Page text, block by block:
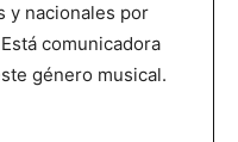
y nacionales por
comunicadora
género musical.